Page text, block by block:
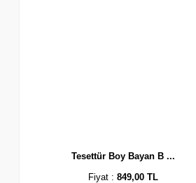
Tesettür Boy Bayan B ...
Fiyat :849,00 TL